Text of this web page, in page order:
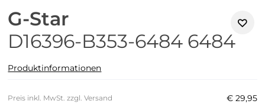
G-Star
D16396-B353-6484 6484
Produktinformationen
Preis inkl. MwSt. zzgl. Versand € 29,95